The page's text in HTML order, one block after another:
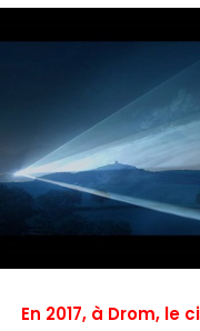
En 2017, à Drom,